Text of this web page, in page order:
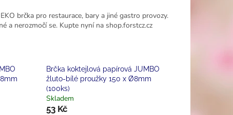
brčka pro restaurace, bary a jiné gastro provozy.
a nerozmočí se. Kupte nyní na shop.forstcz.cz
Brčka koktejlová papírová JUMBO
žluto-bílé proužky 150 x Ø8mm
(100ks)
Skladem
53 Kč